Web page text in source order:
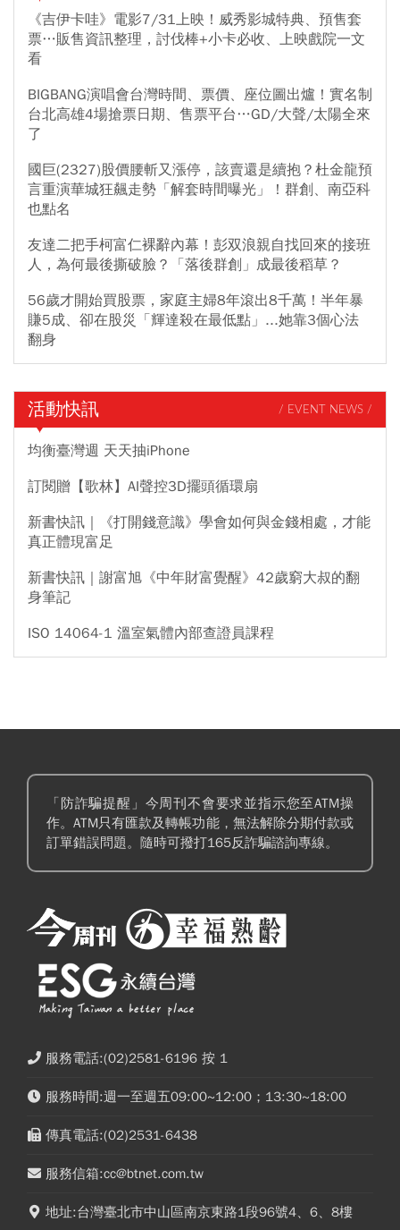
《吉伊卡哇》電影7/31上映！威秀影城特典、預售套
票…販售資訊整理，討伐棒+小卡必收、上映戲院一文
看
BIGBANG演唱會台灣時間、票價、座位圖出爐！實名制
台北高雄4場搶票日期、售票平台…GD/大聲/太陽全來
了
國巨(2327)股價腰斬又漲停，該賣還是續抱？杜金龍預
言重演華城狂飆走勢「解套時間曝光」！群創、南亞科
也點名
友達二把手柯富仁裸辭內幕！彭双浪親自找回來的接班
人，為何最後撕破臉？「落後群創」成最後稻草？
56歲才開始買股票，家庭主婦8年滾出8千萬！半年暴
賺5成、卻在股災「輝達殺在最低點」...她靠3個心法
翻身
活動快訊 / EVENT NEWS /
均衡臺灣週 天天抽iPhone
訂閱贈【歌林】AI聲控3D擺頭循環扇
新書快訊｜《打開錢意識》學會如何與金錢相處，才能
真正體現富足
新書快訊｜謝富旭《中年財富覺醒》42歲窮大叔的翻
身筆記
ISO 14064-1 溫室氣體內部查證員課程
「防詐騙提醒」今周刊不會要求並指示您至ATM操
作。ATM只有匯款及轉帳功能，無法解除分期付款或
訂單錯誤問題。隨時可撥打165反詐騙諮詢專線。
服務電話:(02)2581-6196 按 1
服務時間:週一至週五09:00~12:00；13:30~18:00
傳真電話:(02)2531-6438
服務信箱:cc@btnet.com.tw
地址:台灣臺北市中山區南京東路1段96號4、6、8樓